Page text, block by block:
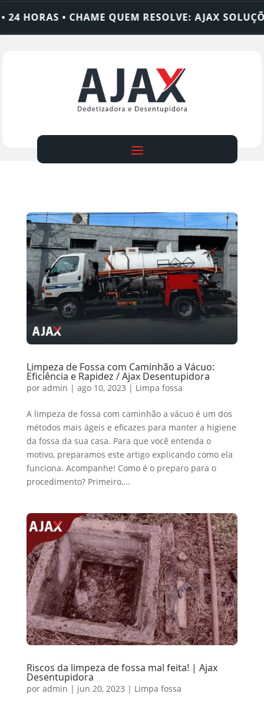
• CHAME QUEM RESOLVE: AJAX SOLUÇÕES
Limpeza de Fossa com Caminhão a Vácuo:
Eficiência e Rapidez / Ajax Desentupidora
por admin | ago 10, 2023 | Limpa fossa
A limpeza de fossa com caminhão a vácuo é um dos
métodos mais ágeis e eficazes para manter a higiene
da fossa da sua casa. Para que você entenda o
motivo, preparamos este artigo explicando como ela
funciona. Acompanhe! Como é o preparo para o
procedimento? Primeiro,...
Riscos da limpeza de fossa mal feita! | Ajax
Desentupidora
por admin | jun 20, 2023 | Limpa fossa